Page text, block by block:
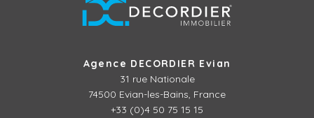
Agence DECORDIER Evian
31 rue Nationale
74500 Evian-les-Bains, France
+33 (0)4 50 75 15 15